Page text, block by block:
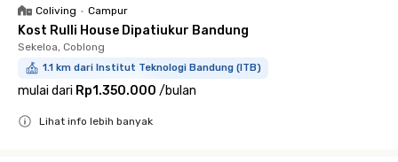
Coliving • Campur
Kost Rulli House Dipatiukur Bandung
Sekeloa, Coblong
1.1 km dari Institut Teknologi Bandung (ITB)
mulai dari Rp1.350.000 /bulan
Lihat info lebih banyak